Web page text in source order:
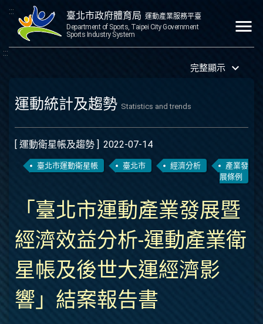
::: 臺北市政府體育局 運動產業服務平臺
Department of Sports, Taipei City Government
Sports Industry System
menu
:::
完整顯示
keyboard_arrow_down
運動統計及趨勢 Statistics and trends
[ 運動衛星帳及趨勢 ] 2022-07-14
臺北市運動衛星帳 臺北市 經濟分析
產業發
展條例
「臺北市運動產業發展暨
經濟效益分析-運動產業衛
星帳及後世大運經濟影
響」結案報告書